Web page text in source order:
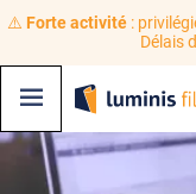
⚠️ Forte activité:
Délais